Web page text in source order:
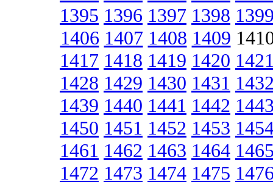
1395 1396 1397 1398
1406 1407 1408 1409
1417 1418 1419 1420
1428 1429 1430 1431
1439 1440 1441 1442
1450 1451 1452 1453
1461 1462 1463 1464
1472 1473 1474 1475